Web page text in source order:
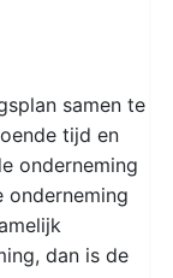
samen te
tijd en
onderneming
onderneming
dan is de